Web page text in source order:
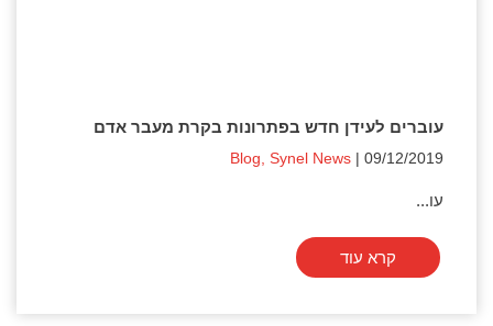
עוברים לעידן חדש בפתרונות בקרת מעבר אדם
Blog Synel News | 09/12/2019
עו...
קרא עוד